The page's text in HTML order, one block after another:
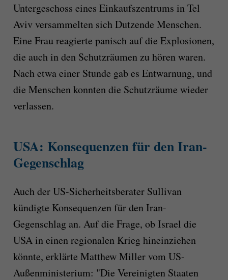
Untergeschoss eines Einkaufszentrums in Tel
Aviv versammelten sich Dutzende Menschen.
Eine Frau reagierte panisch auf die Explosionen,
die auch in den Schutzräumen zu hören waren.
Nach etwa einer Stunde gab es Entwarnung, und
die Menschen konnten die Schutzräume wieder
verlassen.
USA: Konsequenzen für den Iran-
Gegenschlag
Auch der US-Sicherheitsberater Sullivan
kündigte Konsequenzen für den Iran-
Gegenschlag an. Auf die Frage, ob Israel die
USA in einen regionalen Krieg hineinziehen
könnte, erklärte Matthew Miller vom US-
Außenministerium: "Die Vereinigten Staaten